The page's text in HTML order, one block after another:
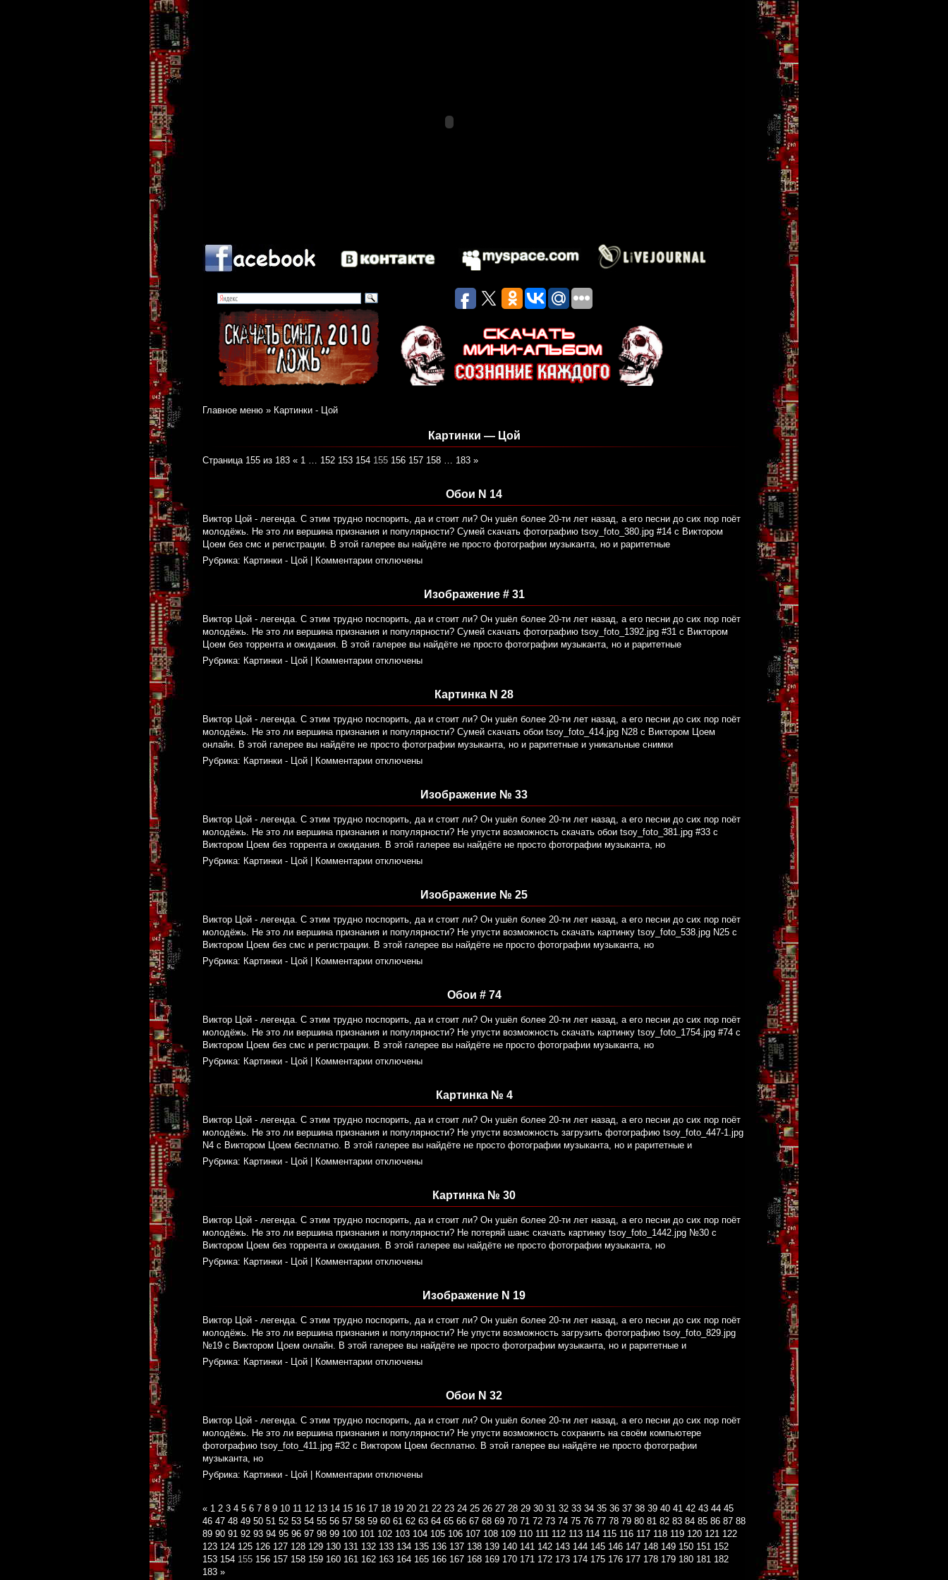
Главное меню » Картинки - Цой
Картинки — Цой
Страница 155 из 183 « 1 … 152 153 154 155 156 157 158 … 183 »
Обои N 14
Виктор Цой - легенда. С этим трудно поспорить, да и стоит ли? Он ушёл более 20-ти лет назад, а его песни до сих пор поёт
молодёжь. Не это ли вершина признания и популярности? Сумей скачать фотографию tsoy_foto_380.jpg #14 с Виктором
Цоем без смс и регистрации. В этой галерее вы найдёте не просто фотографии музыканта, но и раритетные
Рубрика: Картинки - Цой Комментарии отключены
Изображение # 31
Виктор Цой - легенда. С этим трудно поспорить, да и стоит ли? Он ушёл более 20-ти лет назад, а его песни до сих пор поёт
молодёжь. Не это ли вершина признания и популярности? Сумей скачать фотографию tsoy_foto_1392.jpg #31 с Виктором
Цоем без торрента и ожидания. В этой галерее вы найдёте не просто фотографии музыканта, но и раритетные
Рубрика: Картинки - Цой Комментарии отключены
Картинка N 28
Виктор Цой - легенда. С этим трудно поспорить, да и стоит ли? Он ушёл более 20-ти лет назад, а его песни до сих пор поёт
молодёжь. Не это ли вершина признания и популярности? Сумей скачать обои tsoy_foto_414.jpg N28 с Виктором Цоем
онлайн. В этой галерее вы найдёте не просто фотографии музыканта, но и раритетные и уникальные снимки
Рубрика: Картинки - Цой Комментарии отключены
Изображение № 33
Виктор Цой - легенда. С этим трудно поспорить, да и стоит ли? Он ушёл более 20-ти лет назад, а его песни до сих пор поёт
молодёжь. Не это ли вершина признания и популярности? Не упусти возможность скачать обои tsoy_foto_381.jpg #33 с
Виктором Цоем без торрента и ожидания. В этой галерее вы найдёте не просто фотографии музыканта, но
Рубрика: Картинки - Цой Комментарии отключены
Изображение № 25
Виктор Цой - легенда. С этим трудно поспорить, да и стоит ли? Он ушёл более 20-ти лет назад, а его песни до сих пор поёт
молодёжь. Не это ли вершина признания и популярности? Не упусти возможность скачать картинку tsoy_foto_538.jpg N25 с
Виктором Цоем без смс и регистрации. В этой галерее вы найдёте не просто фотографии музыканта, но
Рубрика: Картинки - Цой Комментарии отключены
Обои # 74
Виктор Цой - легенда. С этим трудно поспорить, да и стоит ли? Он ушёл более 20-ти лет назад, а его песни до сих пор поёт
молодёжь. Не это ли вершина признания и популярности? Не упусти возможность скачать картинку tsoy_foto_1754.jpg #74 с
Виктором Цоем без смс и регистрации. В этой галерее вы найдёте не просто фотографии музыканта, но
Рубрика: Картинки - Цой Комментарии отключены
Картинка № 4
Виктор Цой - легенда. С этим трудно поспорить, да и стоит ли? Он ушёл более 20-ти лет назад, а его песни до сих пор поёт
молодёжь. Не это ли вершина признания и популярности? Не упусти возможность загрузить фотографию tsoy_foto_447-1.jpg
N4 с Виктором Цоем бесплатно. В этой галерее вы найдёте не просто фотографии музыканта, но и раритетные и
Рубрика: Картинки - Цой Комментарии отключены
Картинка № 30
Виктор Цой - легенда. С этим трудно поспорить, да и стоит ли? Он ушёл более 20-ти лет назад, а его песни до сих пор поёт
молодёжь. Не это ли вершина признания и популярности? Не потеряй шанс скачать картинку tsoy_foto_1442.jpg №30 с
Виктором Цоем без торрента и ожидания. В этой галерее вы найдёте не просто фотографии музыканта, но
Рубрика: Картинки - Цой Комментарии отключены
Изображение N 19
Виктор Цой - легенда. С этим трудно поспорить, да и стоит ли? Он ушёл более 20-ти лет назад, а его песни до сих пор поёт
молодёжь. Не это ли вершина признания и популярности? Не упусти возможность загрузить фотографию tsoy_foto_829.jpg
№19 с Виктором Цоем онлайн. В этой галерее вы найдёте не просто фотографии музыканта, но и раритетные и
Рубрика: Картинки - Цой Комментарии отключены
Обои N 32
Виктор Цой - легенда. С этим трудно поспорить, да и стоит ли? Он ушёл более 20-ти лет назад, а его песни до сих пор поёт
молодёжь. Не это ли вершина признания и популярности? Не упусти возможность сохранить на своём компьютере
фотографию tsoy_foto_411.jpg #32 с Виктором Цоем бесплатно. В этой галерее вы найдёте не просто фотографии
музыканта, но
Рубрика: Картинки - Цой Комментарии отключены
« 1 2 3 4 5 6 7 8 9 10 11 12 13 14 15 16 17 18 19 20 21 22 23 24 25 26 27 28 29 30 31 32 33 34 35 36 37 38 39 40 41 42 43 44 45
46 47 48 49 50 51 52 53 54 55 56 57 58 59 60 61 62 63 64 65 66 67 68 69 70 71 72 73 74 75 76 77 78 79 80 81 82 83 84 85 86 87 88
89 90 91 92 93 94 95 96 97 98 99 100 101 102 103 104 105 106 107 108 109 110 111 112 113 114 115 116 117 118 119 120 121 122
123 124 125 126 127 128 129 130 131 132 133 134 135 136 137 138 139 140 141 142 143 144 145 146 147 148 149 150 151 152
153 154 155 156 157 158 159 160 161 162 163 164 165 166 167 168 169 170 171 172 173 174 175 176 177 178 179 180 181 182
183 »